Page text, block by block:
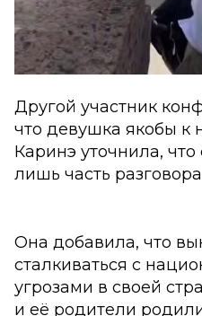
Другой участник
что девушка якобы к
Каринэ уточнила, что
лишь часть
Она добавила, что
сталкиваться с
угрозами в своей
и её родители